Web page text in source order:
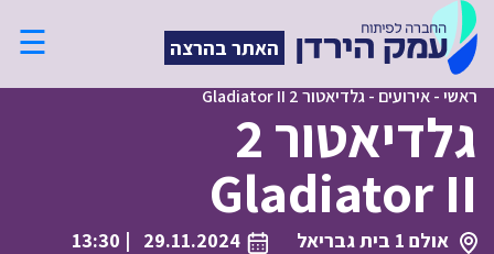
האתר בהרצה ☰
ראשי-אירועים -גלדיאטור 2 Gladiator II
גלדיאטור 2
Gladiator II
אולם 1 בית גבריאל 29.11.2024
| 13:30